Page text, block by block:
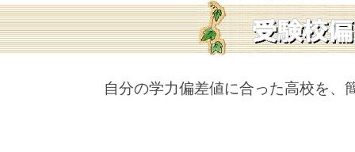
自分の学力偏差値に合った高校を、